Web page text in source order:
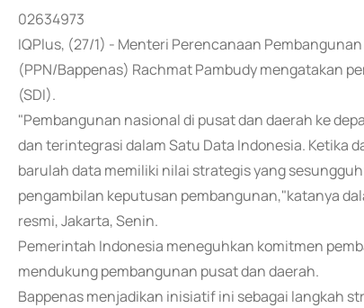
02634973
IQPlus, (27/1) - Menteri Perencanaan
(PPN/Bappenas) Rachmat Pambudy mengatakan
(SDI).
"Pembangunan nasional di pusat dan daerah ke
dan terintegrasi dalam Satu Data Indonesia. Ketika
barulah data memiliki nilai strategis yang
pengambilan keputusan pembangunan,"katanya
resmi, Jakarta, Senin.
Pemerintah Indonesia meneguhkan komitmen
mendukung pembangunan pusat dan daerah.
Bappenas menjadikan inisiatif ini sebagai langkah